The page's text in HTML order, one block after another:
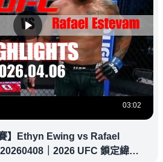
03:02
】Ethyn Ewing vs Rafael
｜2026 UFC 鎖定緯